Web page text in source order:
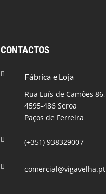
CONTACTOS

Fábrica e Loja
Rua Luís de Camões 86,
4595-486 Seroa
Paços de Ferreira
 (+351) 938329007
 comercial@vigavelha.pt